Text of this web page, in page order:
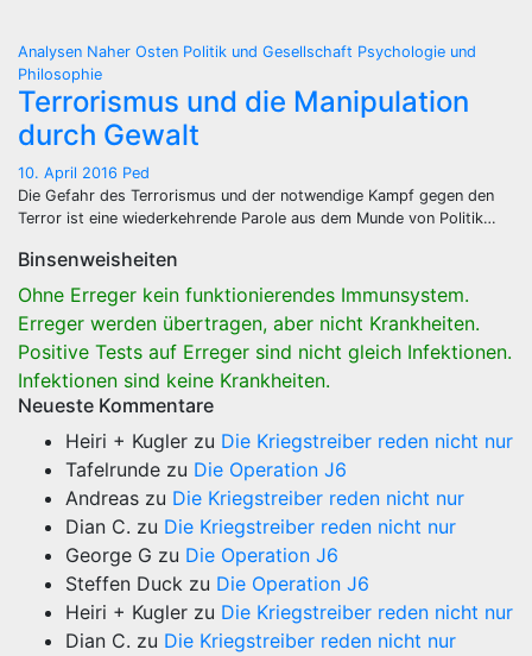
Analysen Naher Osten Politik und Gesellschaft Psychologie und
Philosophie
Terrorismus und die Manipulation
durch Gewalt
10. April 2016 Ped
Die Gefahr des Terrorismus und der notwendige Kampf gegen den
Terror ist eine wiederkehrende Parole aus dem Munde von Politik…
Binsenweisheiten
Ohne Erreger kein funktionierendes Immunsystem.
Erreger werden übertragen, aber nicht Krankheiten.
Positive Tests auf Erreger sind nicht gleich Infektionen.
Infektionen sind keine Krankheiten.
Neueste Kommentare
Heiri + Kugler zu Die Kriegstreiber reden nicht nur
Tafelrunde zu Die Operation J6
Andreas zu Die Kriegstreiber reden nicht nur
Dian C. zu Die Kriegstreiber reden nicht nur
George G zu Die Operation J6
Steffen Duck zu Die Operation J6
Heiri + Kugler zu Die Kriegstreiber reden nicht nur
Dian C. zu Die Kriegstreiber reden nicht nur